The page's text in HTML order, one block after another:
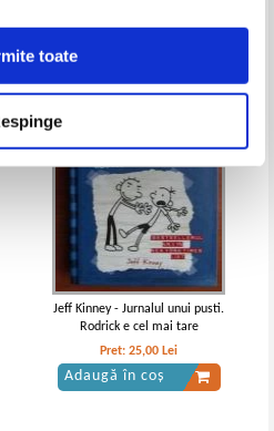
toate
Jeff Kinney - Jurnalul unui pusti.
Rodrick e cel mai tare
Pret:25,00 Lei
Adaugă în coș